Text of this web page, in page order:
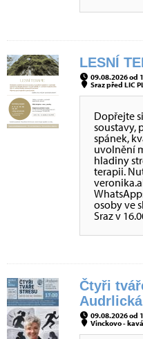
LESNÍ
09.08.2026 od
Sraz před LIC
Dopřejte
soustavy,
spánek,
uvolnění
hladiny
terapii.
osoby ve
Sraz v
Čtyři
09.08.2026 od
Vinckovo -